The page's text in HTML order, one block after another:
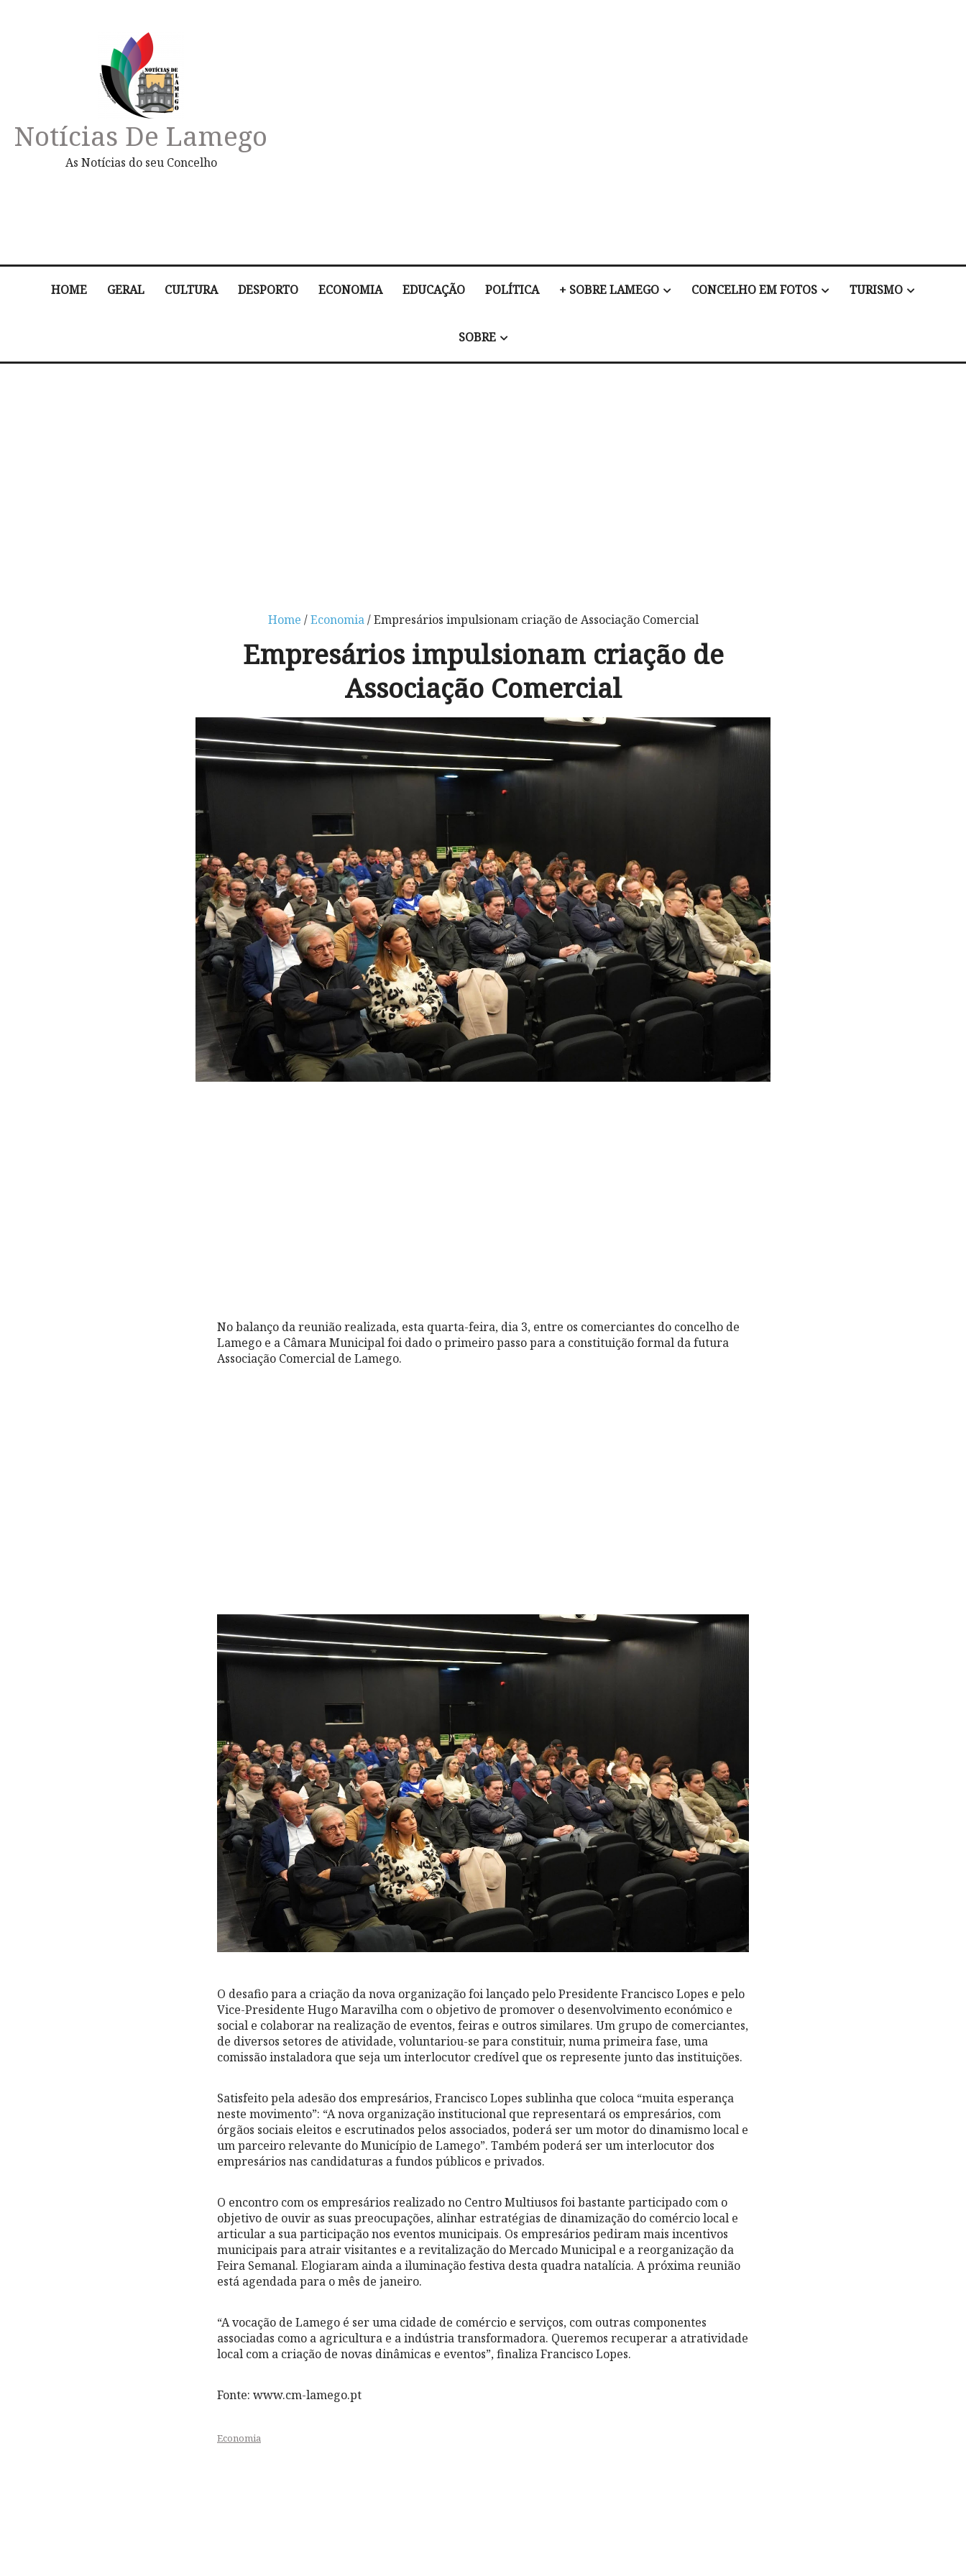
Notícias De Lamego
As Notícias do seu Concelho
HOME GERAL CULTURA DESPORTO ECONOMIA EDUCAÇÃO POLÍTICA + SOBRE LAMEGO CONCELHO EM FOTOS TURISMO
SOBRE
Home /Economia/ Empresários impulsionam criação de Associação Comercial
Empresários impulsionam criação de
Associação Comercial
No balanço da reunião realizada, esta quarta-feira, dia 3, entre os comerciantes do concelho de
Lamego e a Câmara Municipal foi dado o primeiro passo para a constituição formal da futura
Associação Comercial de Lamego.
O desafio para a criação da nova organização foi lançado pelo Presidente Francisco Lopes e pelo
Vice-Presidente Hugo Maravilha com o objetivo de promover o desenvolvimento económico e
social e colaborar na realização de eventos, feiras e outros similares. Um grupo de comerciantes,
de diversos setores de atividade, voluntariou-se para constituir, numa primeira fase, uma
comissão instaladora que seja um interlocutor credível que os represente junto das instituições.
Satisfeito pela adesão dos empresários, Francisco Lopes sublinha que coloca “muita esperança
neste movimento”: “A nova organização institucional que representará os empresários, com
órgãos sociais eleitos e escrutinados pelos associados, poderá ser um motor do dinamismo local e
um parceiro relevante do Município de Lamego”. Também poderá ser um interlocutor dos
empresários nas candidaturas a fundos públicos e privados.
O encontro com os empresários realizado no Centro Multiusos foi bastante participado com o
objetivo de ouvir as suas preocupações, alinhar estratégias de dinamização do comércio local e
articular a sua participação nos eventos municipais. Os empresários pediram mais incentivos
municipais para atrair visitantes e a revitalização do Mercado Municipal e a reorganização da
Feira Semanal. Elogiaram ainda a iluminação festiva desta quadra natalícia. A próxima reunião
está agendada para o mês de janeiro.
“A vocação de Lamego é ser uma cidade de comércio e serviços, com outras componentes
associadas como a agricultura e a indústria transformadora. Queremos recuperar a atratividade
local com a criação de novas dinâmicas e eventos”, finaliza Francisco Lopes.
Fonte: www.cm-lamego.pt
Economia